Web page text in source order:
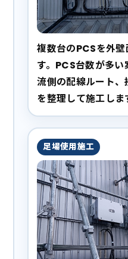
複数台のPCSを外
す。PCS台数が多
流側の配線ルート、
を整理して施工しま
足場使用施工